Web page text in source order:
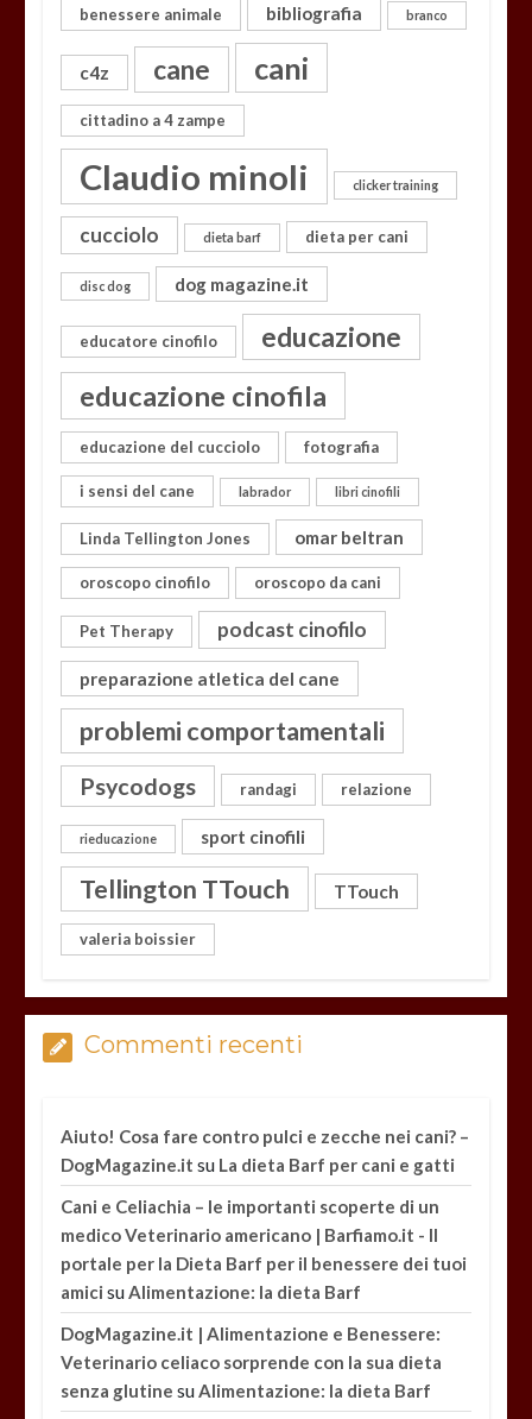
benessere animale bibliografia branco
c4z cane cani
cittadino a 4 zampe
Claudio minoli clicker training
cucciolo dieta barf dieta per cani
disc dog dog magazine.it
educatore cinofilo educazione
educazione cinofila
educazione del cucciolo fotografia
i sensi del cane labrador libri cinofili
Linda Tellington Jones omar beltran
oroscopo cinofilo oroscopo da cani
Pet Therapy podcast cinofilo
preparazione atletica del cane
problemi comportamentali
Psycodogs randagi relazione
rieducazione sport cinofili
Tellington TTouch TTouch
valeria boissier
Commenti recenti
Aiuto! Cosa fare contro pulci e zecche nei cani? –
DogMagazine.it su La dieta Barf per cani e gatti
Cani e Celiachia – le importanti scoperte di un
medico Veterinario americano | Barfiamo.it - Il
portale per la Dieta Barf per il benessere dei tuoi
amici suAlimentazione: la dieta Barf
DogMagazine.it | Alimentazione e Benessere:
Veterinario celiaco sorprende con la sua dieta
senza glutine suAlimentazione: la dieta Barf